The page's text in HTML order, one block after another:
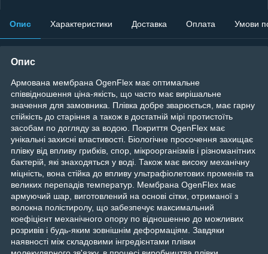
Опис Характеристики Доставка Оплата Умови
Опис
Армована мембрана OgenFlex має оптимальне
співвідношення ціна-якість, що часто має вирішальне
значення для замовника. Плівка добре зварюється, має гарну
стійкість до старіння а також в достатній мірі протистоїть
засобам по догляду за водою. Покриття OgenFlex має
унікальні захисні властивості. Біологічне просочення захищає
плівку від впливу грибків, спор, мікроорганізмів і різноманітних
бактерій, які знаходяться у воді. Також має високу механічну
міцність, вона стійка до впливу ультрафіолетових променів та
великих перепадів температур. Мембрана OgenFlex має
армуючий шар, виготовлений на основі сітки, отриманої з
волокна полістиролу, що забезпечує максимальний
коефіцієнт механічного опору по відношенню до можливих
розривів і будь-яким зовнішнім деформаціям. Завдяки
наявності між складовими інгредієнтами плівки